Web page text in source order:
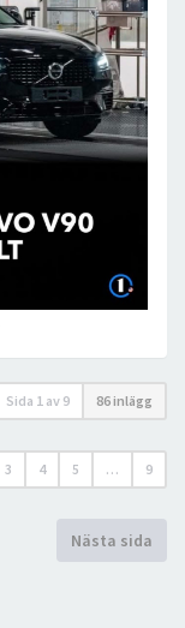
Sida 1 av 9 86 inlägg
3 4 5 … 9
Nästa sida